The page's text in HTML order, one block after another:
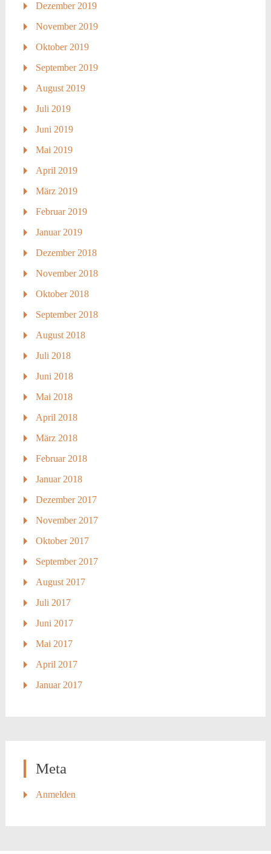
Dezember 2019
November 2019
Oktober 2019
September 2019
August 2019
Juli 2019
Juni 2019
Mai 2019
April 2019
März 2019
Februar 2019
Januar 2019
Dezember 2018
November 2018
Oktober 2018
September 2018
August 2018
Juli 2018
Juni 2018
Mai 2018
April 2018
März 2018
Februar 2018
Januar 2018
Dezember 2017
November 2017
Oktober 2017
September 2017
August 2017
Juli 2017
Juni 2017
Mai 2017
April 2017
Januar 2017
Meta
Anmelden